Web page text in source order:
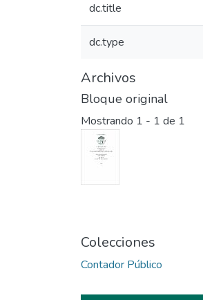
dc.title
dc.type
Archivos
Bloque original
Mostrando 1 - 1 de 1
Colecciones
Contador Público